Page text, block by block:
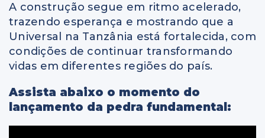
A construção segue em ritmo acelerado,
trazendo esperança e mostrando que a
Universal na Tanzânia está fortalecida, com
condições de continuar transformando
vidas em diferentes regiões do país.
Assista abaixo o momento do
lançamento da pedra fundamental: